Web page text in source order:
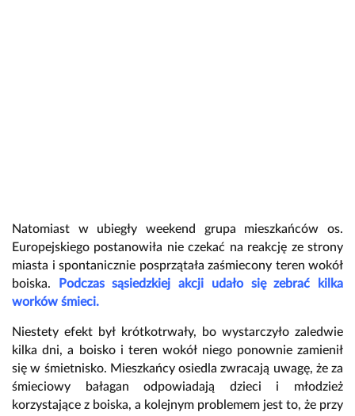
Natomiast w ubiegły weekend grupa mieszkańców os.
Europejskiego postanowiła nie czekać na reakcję ze strony
miasta i spontanicznie posprzątała zaśmiecony teren wokół
boiska. Podczas sąsiedzkiej akcji udało się zebrać kilka
worków śmieci.
Niestety efekt był krótkotrwały, bo wystarczyło zaledwie
kilka dni, a boisko i teren wokół niego ponownie zamienił
się w śmietnisko. Mieszkańcy osiedla zwracają uwagę, że za
śmieciowy bałagan odpowiadają dzieci i młodzież
korzystające z boiska, a kolejnym problemem jest to, że przy